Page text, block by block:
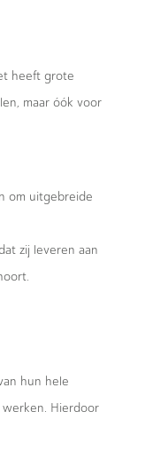
heeft grote
maar óók voor
om uitgebreide
zij leveren aan
hun hele
Hierdoor